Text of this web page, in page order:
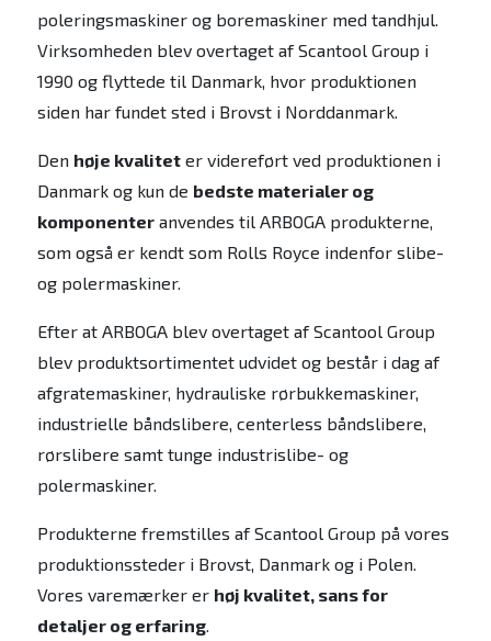
poleringsmaskiner og boremaskiner med tandhjul.
Virksomheden blev overtaget af Scantool Group i
1990 og flyttede til Danmark, hvor produktionen
siden har fundet sted i Brovst i Norddanmark.
Den høje kvaliteter videreført ved produktionen i
Danmark og kun de bedste materialer og
komponenteranvendes til ARBOGA produkterne,
som også er kendt som Rolls Royce indenfor slibe-
og polermaskiner.
Efter at ARBOGA blev overtaget af Scantool Group
blev produktsortimentet udvidet og består i dag af
afgratemaskiner, hydrauliske rørbukkemaskiner,
industrielle båndslibere, centerless båndslibere,
rørslibere samt tunge industrislibe- og
polermaskiner.
Produkterne fremstilles af Scantool Group på vores
produktionssteder i Brovst, Danmark og i Polen.
Vores varemærker er høj kvalitet, sans for
detaljer og erfaring.